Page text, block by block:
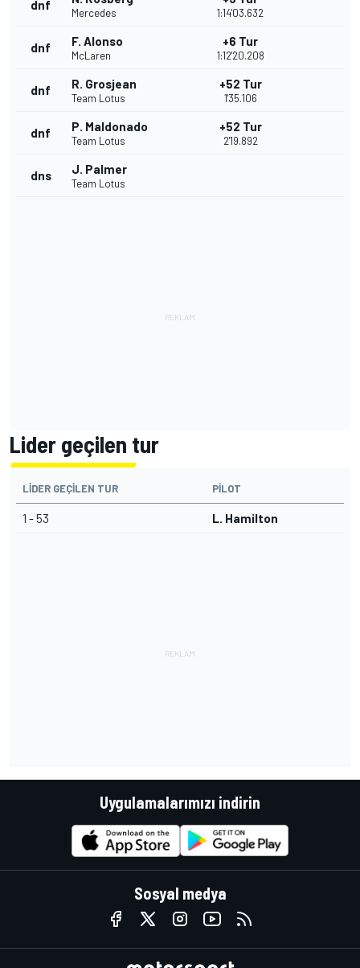
dnf
Mercedes 1:14'03.632
dnf F. Alonso
McLaren
+6 Tur
1:12'20.208
dnf R. Grosjean
Team Lotus
+52 Tur
1'35.106
dnf P. Maldonado
Team Lotus
+52 Tur
2'19.892
dns J. Palmer
Team Lotus
Lider geçilen tur
LIDER GEÇILEN TUR PILOT
1 - 53 L. Hamilton
Uygulamalarımızı indirin
Sosyal medya